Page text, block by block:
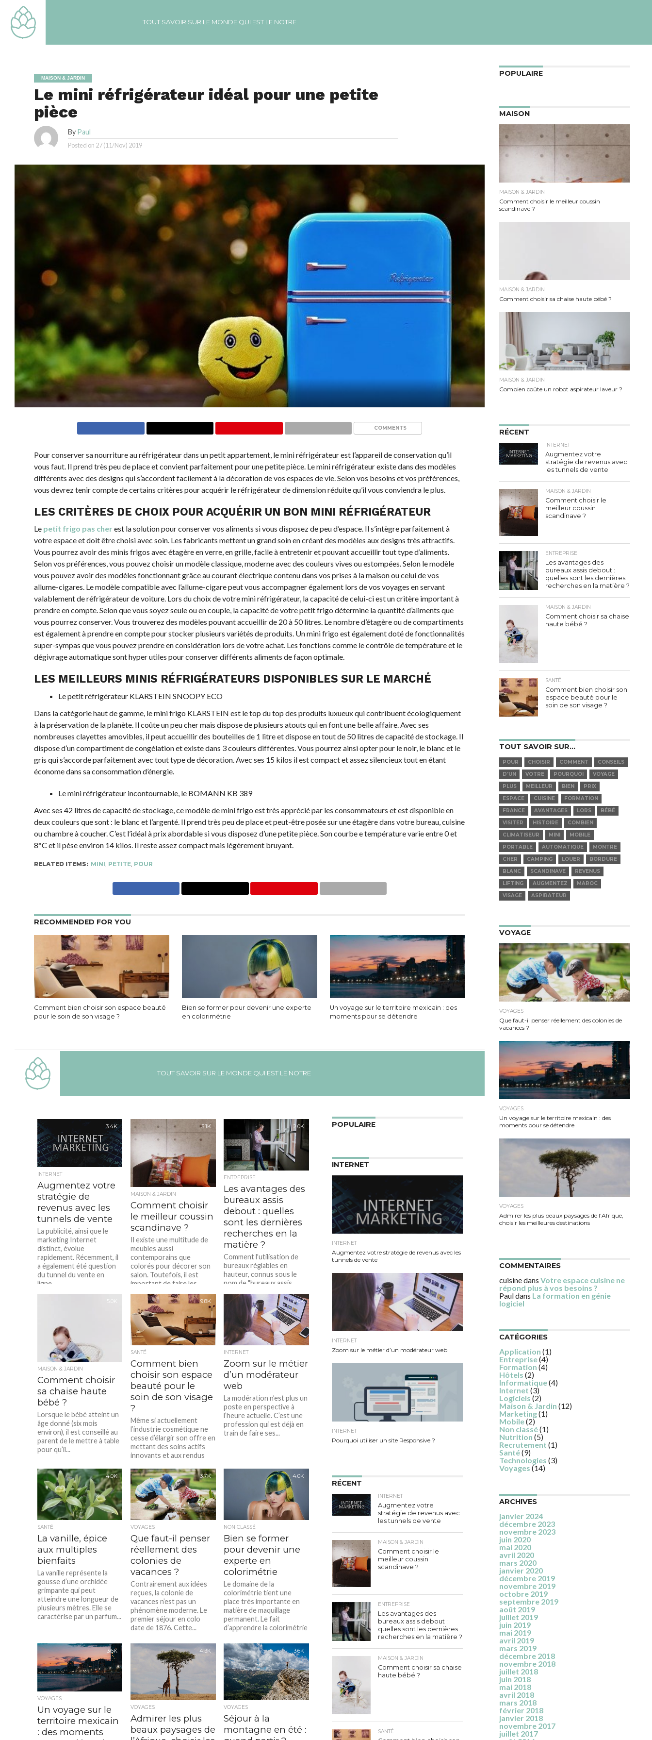
TOUT SAVOIR SUR LE MONDE QUI EST LE NOTRE
MAISON & JARDIN
Le mini réfrigérateur idéal pour une petite
pièce
By Paul
Posted on 27 (11/Nov) 2019
COMMENTS
Pour conserver sa nourriture au réfrigérateur dans un petit appartement, le mini réfrigérateur est l’appareil de conservation qu’il
vous faut. Il prend très peu de place et convient parfaitement pour une petite pièce. Le mini réfrigérateur existe dans des modèles
différents avec des designs qui s’accordent facilement à la décoration de vos espaces de vie. Selon vos besoins et vos préférences,
vous devrez tenir compte de certains critères pour acquérir le réfrigérateur de dimension réduite qu’il vous conviendra le plus.
LES CRITÈRES DE CHOIX POUR ACQUÉRIR UN BON MINI RÉFRIGÉRATEUR
Le petit frigo pas cher est la solution pour conserver vos aliments si vous disposez de peu d’espace. Il s’intègre parfaitement à
votre espace et doit être choisi avec soin. Les fabricants mettent un grand soin en créant des modèles aux designs très attractifs.
Vous pourrez avoir des minis frigos avec étagère en verre, en grille, facile à entretenir et pouvant accueillir tout type d’aliments.
Selon vos préférences, vous pouvez choisir un modèle classique, moderne avec des couleurs vives ou estompées. Selon le modèle
vous pouvez avoir des modèles fonctionnant grâce au courant électrique contenu dans vos prises à la maison ou celui de vos
allume-cigares. Le modèle compatible avec l’allume-cigare peut vous accompagner également lors de vos voyages en servant
valablement de réfrigérateur de voiture. Lors du choix de votre mini réfrigérateur, la capacité de celui-ci est un critère important à
prendre en compte. Selon que vous soyez seule ou en couple, la capacité de votre petit frigo détermine la quantité d’aliments que
vous pourrez conserver. Vous trouverez des modèles pouvant accueillir de 20 à 50 litres. Le nombre d’étagère ou de compartiments
est également à prendre en compte pour stocker plusieurs variétés de produits. Un mini frigo est également doté de fonctionnalités
super-sympas que vous pouvez prendre en considération lors de votre achat. Les fonctions comme le contrôle de température et le
dégivrage automatique sont hyper utiles pour conserver différents aliments de façon optimale.
LES MEILLEURS MINIS RÉFRIGÉRATEURS DISPONIBLES SUR LE MARCHÉ
Le petit réfrigérateur KLARSTEIN SNOOPY ECO
Dans la catégorie haut de gamme, le mini frigo KLARSTEIN est le top du top des produits luxueux qui contribuent écologiquement
à la préservation de la planète. Il coûte un peu cher mais dispose de plusieurs atouts qui en font une belle affaire. Avec ses
nombreuses clayettes amovibles, il peut accueillir des bouteilles de 1 litre et dispose en tout de 50 litres de capacité de stockage. Il
dispose d’un compartiment de congélation et existe dans 3 couleurs différentes. Vous pourrez ainsi opter pour le noir, le blanc et le
gris qui s’accorde parfaitement avec tout type de décoration. Avec ses 15 kilos il est compact et assez silencieux tout en étant
économe dans sa consommation d’énergie.
Le mini réfrigérateur incontournable, le BOMANN KB 389
Avec ses 42 litres de capacité de stockage, ce modèle de mini frigo est très apprécié par les consommateurs et est disponible en
deux couleurs que sont : le blanc et l’argenté. Il prend très peu de place et peut-être posée sur une étagère dans votre bureau, cuisine
ou chambre à coucher. C’est l’idéal à prix abordable si vous disposez d’une petite pièce. Son courbe e température varie entre 0 et
8°C et il pèse environ 14 kilos. Il reste assez compact mais légèrement bruyant.
RELATED ITEMS: MINI, PETITE, POUR
RECOMMENDED FOR YOU
Comment bien choisir son espace beauté
pour le soin de son visage ?
Bien se former pour devenir une experte
en colorimétrie
Un voyage sur le territoire mexicain : des
moments pour se détendre
TOUT SAVOIR SUR LE MONDE QUI EST LE NOTRE
3.4K
INTERNET
Augmentez votre
stratégie de
revenus avec les
tunnels de vente
La publicité, ainsi que le
marketing Internet
distinct, évolue
rapidement. Récemment, il
a également été question
du tunnel du vente en
ligne....
5.1K
MAISON & JARDIN
Comment choisir
le meilleur coussin
scandinave ?
Il existe une multitude de
meubles aussi
contemporains que
colorés pour décorer son
salon. Toutefois, il est
important de faire les
bons...
2.0K
ENTREPRISE
Les avantages des
bureaux assis
debout : quelles
sont les dernières
recherches en la
matière ?
Comment l'utilisation de
bureaux réglables en
hauteur, connus sous le
nom de "bureaux assis
santé et les performances
physiques,...
5.0K
MAISON & JARDIN
Comment choisir
sa chaise haute
bébé ?
Lorsque le bébé atteint un
âge donné (six mois
environ), il est conseillé au
parent de le mettre à table
pour qu’il...
9.8K
SANTÉ
Comment bien
choisir son espace
beauté pour le
soin de son visage
?
Même si actuellement
l’industrie cosmétique ne
cesse d’élargir son offre en
mettant des soins actifs
innovants et aux rendus
4.0K
INTERNET
Zoom sur le métier
d’un modérateur
web
La modération n’est plus un
poste en perspective à
l’heure actuelle. C’est une
profession qui est déjà en
train de faire ses...
4.0K
SANTÉ
La vanille, épice
aux multiples
bienfaits
La vanille représente la
gousse d’une orchidée
grimpante qui peut
atteindre une longueur de
plusieurs mètres. Elle se
caractérise par un parfum...
3.7K
VOYAGES
Que faut-il penser
réellement des
colonies de
vacances ?
Contrairement aux idées
reçues, la colonie de
vacances n’est pas un
phénomène moderne. Le
premier séjour en colo
date de 1876. Cette...
4.0K
NON CLASSÉ
Bien se former
pour devenir une
experte en
colorimétrie
Le domaine de la
colorimétrie tient une
place très importante en
matière de maquillage
permanent. Le fait
d’apprendre la colorimétrie
3.6K
VOYAGES
Un voyage sur le
territoire mexicain
: des moments
4.3K
VOYAGES
Admirer les plus
beaux paysages de
3.6K
VOYAGES
Séjour à la
montagne en été :
POPULAIRE
INTERNET
INTERNET
Augmentez votre stratégie de revenus avec les
tunnels de vente
INTERNET
Zoom sur le métier d’un modérateur web
INTERNET
Pourquoi utiliser un site Responsive ?
RÉCENT
INTERNET
Augmentez votre
stratégie de revenus avec
les tunnels de vente
MAISON & JARDIN
Comment choisir le
meilleur coussin
scandinave ?
ENTREPRISE
Les avantages des
bureaux assis debout :
quelles sont les dernières
recherches en la matière ?
MAISON & JARDIN
Comment choisir sa chaise
haute bébé ?
SANTÉ
POPULAIRE
MAISON
MAISON & JARDIN
Comment choisir le meilleur coussin
scandinave ?
MAISON & JARDIN
Comment choisir sa chaise haute bébé ?
MAISON & JARDIN
Combien coûte un robot aspirateur laveur ?
RÉCENT
INTERNET
Augmentez votre
stratégie de revenus avec
les tunnels de vente
MAISON & JARDIN
Comment choisir le
meilleur coussin
scandinave ?
ENTREPRISE
Les avantages des
bureaux assis debout :
quelles sont les dernières
recherches en la matière ?
MAISON & JARDIN
Comment choisir sa chaise
haute bébé ?
SANTÉ
Comment bien choisir son
espace beauté pour le
soin de son visage ?
TOUT SAVOIR SUR…
POUR CHOISIR COMMENT
CONSEILS
D'UN
VOTRE POURQUOI
VOYAGE
PLUS
MEILLEUR BIEN
PRIX
ESPACE
CUISINE
FORMATION
FRANCE
AVANTAGES LORS
BÉBÉ
VISITER
HISTOIRE
COMBIEN
CLIMATISEUR
MINI
MOBILE
PORTABLE
AUTOMATIQUE
MONTRE
CHER
CAMPING LOUER
BORDURE
BLANC
SCANDINAVE
REVENUS
LIFTING
AUGMENTEZ
MAROC
VISAGE
ASPIRATEUR
VOYAGE
VOYAGES
Que faut-il penser réellement des colonies de
vacances ?
VOYAGES
Un voyage sur le territoire mexicain : des
moments pour se détendre
VOYAGES
Admirer les plus beaux paysages de l’Afrique,
choisir les meilleures destinations
COMMENTAIRES
cuisinedans Votre espace cuisine ne
répond plus à vos besoins ?
Pauldans La formation en génie
logiciel
CATÉGORIES
Application (1)
Entreprise(4)
Formation (4)
Hôtels (2)
Informatique(4)
Internet (3)
Logiciels (2)
Maison & Jardin (12)
Marketing(1)
Mobile(2)
Non classé(1)
Nutrition (5)
Recrutement (1)
Santé(9)
Technologies (3)
Voyages (14)
ARCHIVES
janvier 2024
décembre 2023
novembre 2023
juin 2020
mai 2020
avril 2020
mars 2020
janvier 2020
décembre 2019
novembre 2019
octobre 2019
septembre 2019
août 2019
juillet 2019
juin 2019
mai 2019
avril 2019
mars 2019
décembre 2018
novembre 2018
juillet 2018
juin 2018
mai 2018
avril 2018
mars 2018
février 2018
janvier 2018
novembre 2017
juillet 2017